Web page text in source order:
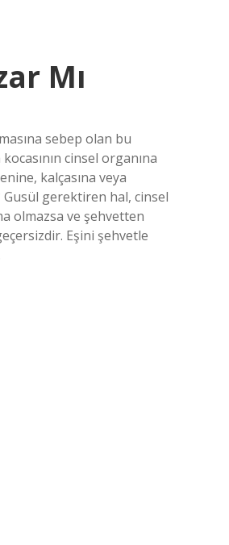
Mı
sebep olan bu
cinsel organına
kalçasına veya
Gusül gerektiren hal, cinsel
olmazsa ve şehvetten
Eşini şehvetle